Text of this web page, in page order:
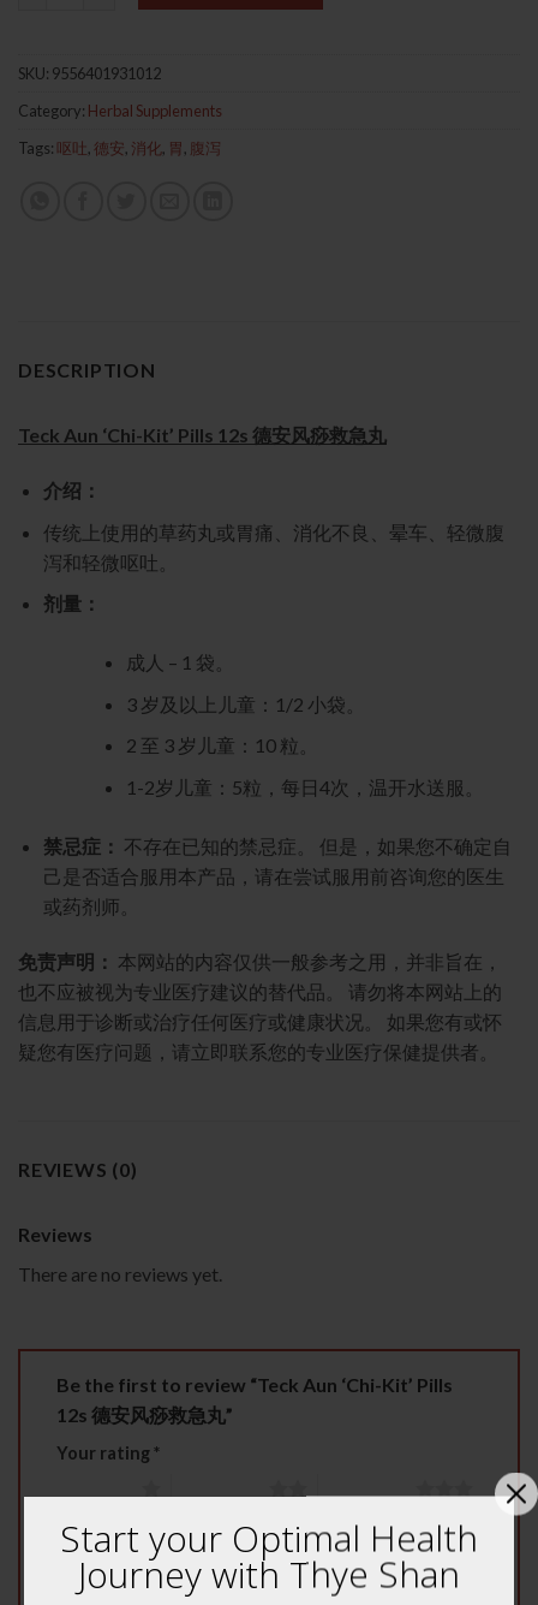
SKU: 9556401931012
Category: Herbal Supplements
Tags: 呕吐 ,德安, 消化, 胃, 腹泻
DESCRIPTION
Teck Aun ‘Chi-Kit’ Pills 12s 德安风痧救急丸
介绍：
传统上使用的草药丸或胃痛、消化不良、晕车、轻微腹
泻和轻微呕吐。
剂量：
成人 – 1 袋。
3 岁及以上儿童：1/2 小袋。
2 至 3 岁儿童：10 粒。
1-2岁儿童：5粒，每日4次，温开水送服。
禁忌症： 不存在已知的禁忌症。 但是，如果您不确定自
己是否适合服用本产品，请在尝试服用前咨询您的医生
或药剂师。
免责声明： 本网站的内容仅供一般参考之用，并非旨在，
也不应被视为专业医疗建议的替代品。 请勿将本网站上的
信息用于诊断或治疗任何医疗或健康状况。 如果您有或怀
疑您有医疗问题，请立即联系您的专业医疗保健提供者。
REVIEWS (0)
Reviews
There are no reviews yet.
Be the first to review “Teck Aun ‘Chi-Kit’ Pills
12s 德安风痧救急丸”
Your rating*
4 of 5 stars
5 of 5 stars
Your review*
Start your Optimal Health
Journey with Thye Shan